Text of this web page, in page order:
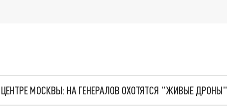
МОСКВЫ: НА ГЕНЕРАЛОВ ОХОТЯТСЯ "ЖИВЫЕ ДРОНЫ"